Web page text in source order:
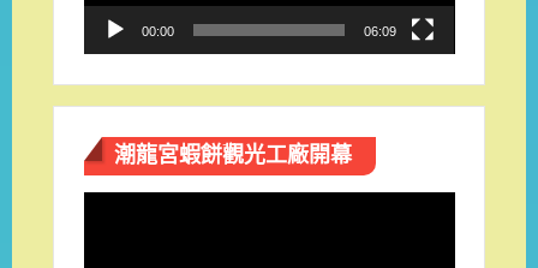
00:00 06:09
潮龍宮蝦餅觀光工廠開幕